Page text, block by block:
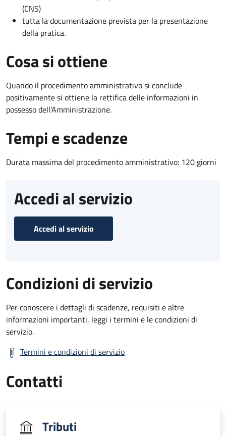
(CNS)
tutta la documentazione prevista per la presentazione
della pratica.
Cosa si ottiene
Quando il procedimento amministrativo si conclude
positivamente si ottiene la rettifica delle informazioni in
possesso dell'Amministrazione.
Tempi e scadenze
Durata massima del procedimento amministrativo: 120 giorni
Accedi al servizio
Accedi al servizio
Condizioni di servizio
Per conoscere i dettagli di scadenze, requisiti e altre
informazioni importanti, leggi i termini e le condizioni di
servizio.
Termini e condizioni di servizio
Contatti
Tributi